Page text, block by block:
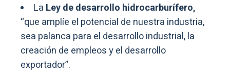
La Ley de desarrollo hidrocarburífero,
“que amplíe el potencial de nuestra industria,
sea palanca para el desarrollo industrial, la
creación de empleos y el desarrollo
exportador”.